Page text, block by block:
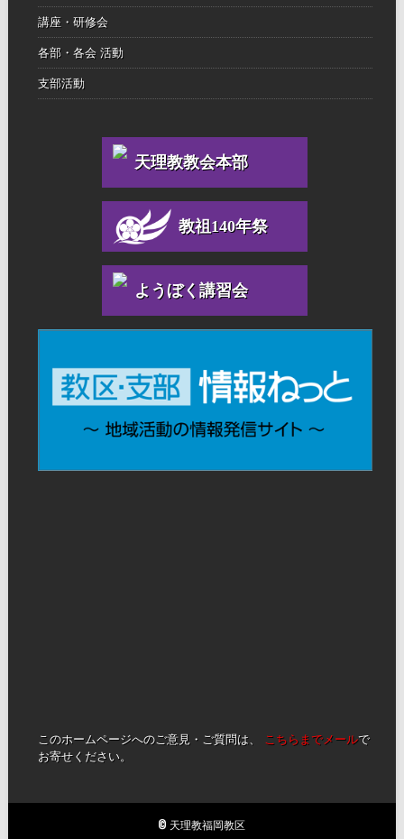
講座・研修会
各部・各会 活動
支部活動
天理教教会本部
教祖140年祭
ようぼく講習会
このホームページへのご意見・ご質問は、 こちらまでメールで
お寄せください。
© 天理教福岡教区